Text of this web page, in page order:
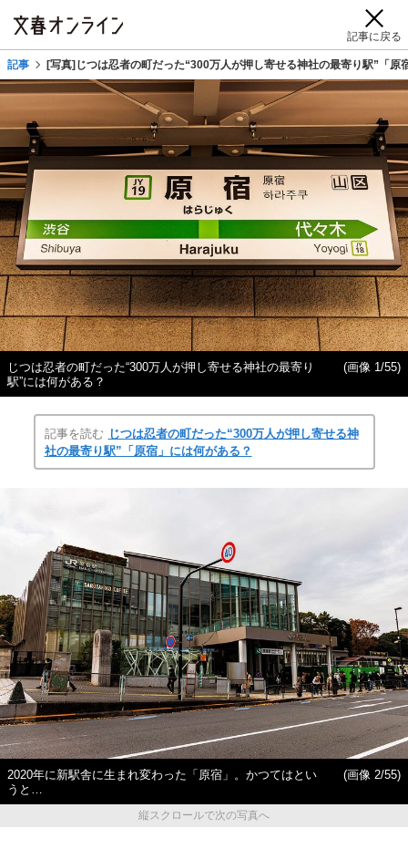
記事に戻る
記事 [写真]じつは忍者の町だった“300万人が押し寄せる神社の最寄り駅”「原
じつは忍者の町だった“300万人が押し寄せる神社の最寄り
駅”には何がある？
(画像 1/55)
記事を読む じつは忍者の町だった“300万人が押し寄せる神
社の最寄り駅”「原宿」には何がある？
2020年に新駅舎に生まれ変わった「原宿」。かつてはとい
うと…
(画像 2/55)
縦スクロールで次の写真へ